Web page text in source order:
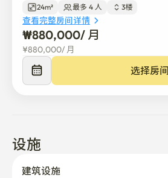
24m²
最多 4 人 3楼
查看完整房间详情
₩880,000/ 月
¥880,000/ 月
选择房间
设施
建筑设施